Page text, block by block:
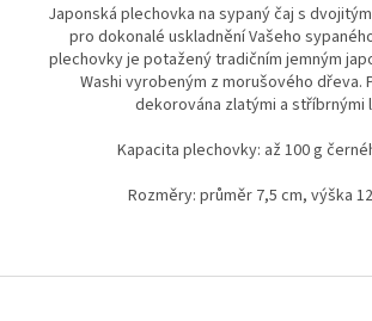
Japonská plechovka na sypaný čaj s
pro dokonalé uskladnění Vašeho
plechovky je potažený tradičním jemným
Washi vyrobeným z morušového dřeva.
dekorována zlatými a stříbrnými
Kapacita plechovky: až 100 g
Rozměry: průměr 7,5 cm, výška